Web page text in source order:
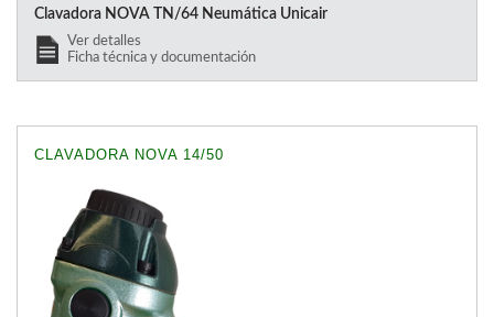
Clavadora NOVA TN/64 Neumática Unicair
Ver detalles
Ficha técnica y documentación
CLAVADORA NOVA 14/50